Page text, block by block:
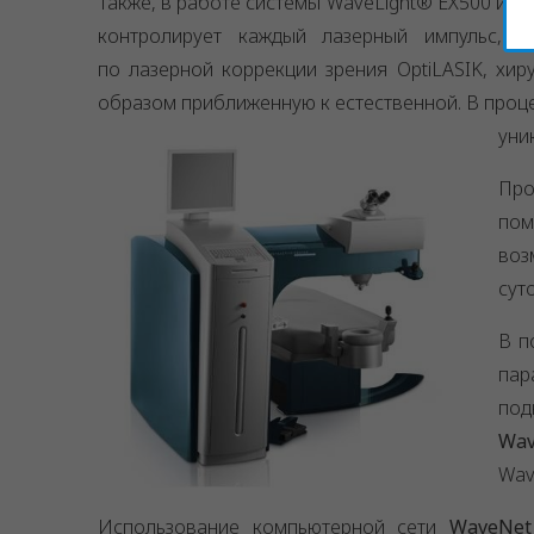
контролирует каждый лазерный импульс,
по лазерной коррекции зрения OptiLASIK,
образом приближенную к естественной. В
В
Использование компьютерной сетиWaveNet